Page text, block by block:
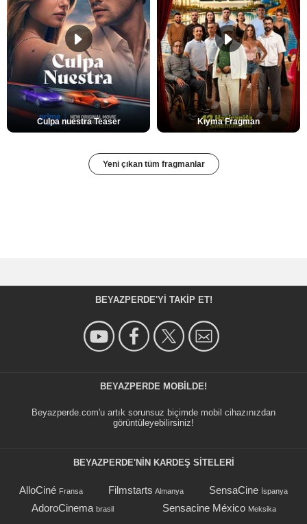
Culpa nuestra Teaser Kıyma Fragman
Yeni çıkan tüm fragmanlar
BEYAZPERDE'YI TAKIP ET!
BEYAZPERDE MOBILDE!
Beyazperde.com'u artık sorunsuz biçimde mobil cihazınızdan
görüntüleyebilirsiniz!
BEYAZPERDE'NIN KARDEŞ SİTELERİ
AlloCiné Fransa Filmstarts Almanya SensaCine İspanya
AdoroCinema brasil Sensacine México Meksika